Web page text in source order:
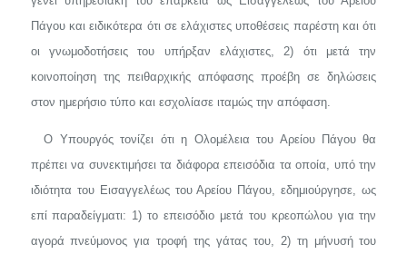
Πάγου και ειδικότερα ότι σε ελάχιστες υποθέσεις παρέστη και ότι
οι γνωμοδοτήσεις του υπήρ­ξαν ελάχιστες, 2) ότι μετά την
κοινοποίηση της πειθαρχικής απόφασης προέβη σε δηλώσεις
στον ημερήσιο τύπο και εσχολίασε ιταμώς την απόφαση.
Ο Υπουργός τονίζει ότι η Ολομέλεια του Αρείου Πάγου θα
πρέπει να συνεκτιμήσει τα διάφορα επεισόδια τα οποία, υπό την
ιδιότητα του Ει­σαγγελέως του Αρείου Πάγου, εδημιούργησε, ως
επί παραδείγματι: 1) το επεισόδιο μετά του κρεοπώλου για την
αγορά πνεύμονος για τροφή της γάτας του, 2) τη μήνυσή του